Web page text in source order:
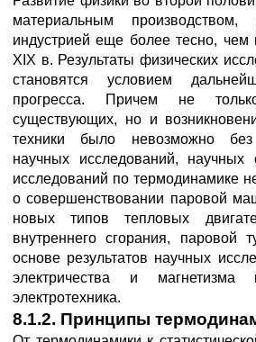
материальным производством,
индустрией еще более тесно,
XIX в. Результаты физических
становятся условием
прогресса. Причем не
существующих, но и
техники было невозможно без
научных исследований, научных
исследований по термодинамике
о совершенствовании паровой
новых типов тепловых
внутреннего сгорания, паровой
основе результатов научных
электричества и магнетизма
электротехника.
8.1.2. Принципы